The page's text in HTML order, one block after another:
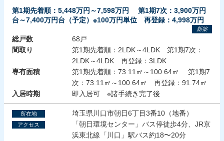
第1期先着順：5,448万円～7,598万円 第1期7次：3,900万円
台～7,400万円台（予定）※100万円単位 再登録：4,998万円
新築
総戸数
68戸
間取り
第1期先着順：2LDK～4LDK 第1期7次：
2LDK～4LDK 再登録：3LDK
専有面積
第1期先着順：73.11㎡～100.64㎡ 第1期7
次：73.11㎡～100.64㎡ 再登録：91.74㎡
入居時期
即入居可 ※諸手続き完了後
所在地 埼玉県川口市朝日6丁目3番10（地番）
アクセス
「朝日環境センター」バス停徒歩4分、JR京
浜東北線「川口」駅バス約18〜20分